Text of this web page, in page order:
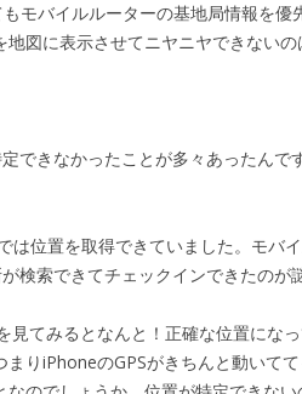
モバイルルーターの基地局情報を優
図に表示させてニヤニヤできないの
できなかったことが多々あったんで
位置を取得できていました。モバ
検索できてチェックインできたのが
見てみるとなんと！正確な位置にな
りiPhoneのGPSがきちんと動いて